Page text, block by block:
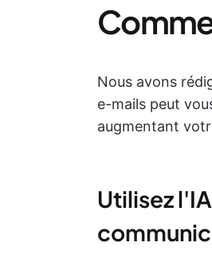
Nous avons
e-mails peut
augmentant
Utilisez